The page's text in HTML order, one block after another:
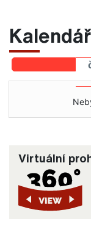
Virtuální